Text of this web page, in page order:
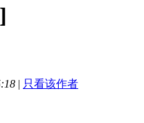
| 只看该作者